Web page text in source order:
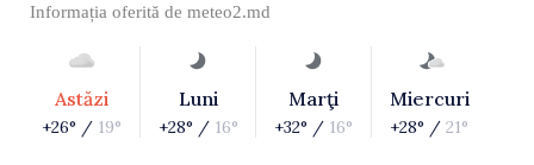
Informația oferită de meteo2.md
Astăzi
+26° / 19°
Luni
+28° / 16°
Marţi
+32° / 16°
Miercuri
+28° / 21°